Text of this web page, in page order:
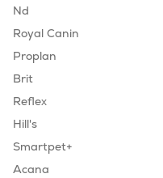
Nd
Royal Canin
Proplan
Brit
Reflex
Hill's
Smartpet+
Acana